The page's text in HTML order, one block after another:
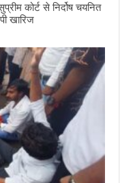
कोर्ट से निर्दोष चयनित
खारिज